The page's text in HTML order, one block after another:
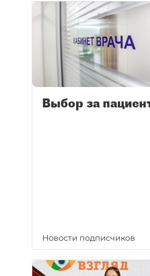
Выбор за
Новости подписчиков